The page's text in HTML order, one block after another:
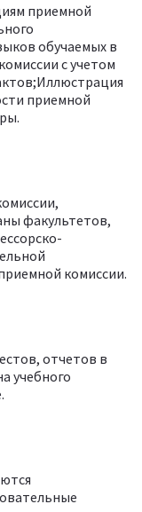
приемной
обучаемых в
с учетом
приемной
факультетов,
комиссии.
отчетов в
учебного